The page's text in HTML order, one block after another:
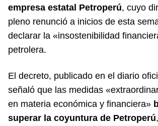
empresa estatal Petroperú, cuyo
pleno renunció a inicios de esta
declarar la «insostenibilidad
petrolera.
El decreto, publicado en el diario
señaló que las medidas
en materia económica y financiera»
superar la coyuntura de Petroperú